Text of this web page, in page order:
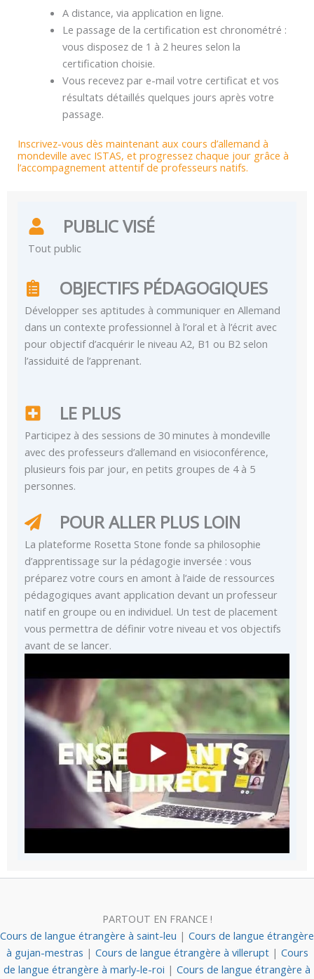
A distance, via application en ligne.
Le passage de la certification est chronométré :
vous disposez de 1 à 2 heures selon la
certification choisie.
Vous recevez par e-mail votre certificat et vos
résultats détaillés quelques jours après votre
passage.
Inscrivez-vous dès maintenant aux cours d’allemand à
mondeville avec ISTAS, et progressez chaque jour grâce à
l’accompagnement attentif de professeurs natifs.
PUBLIC VISÉ
Tout public
OBJECTIFS PÉDAGOGIQUES
Développer ses aptitudes à communiquer en Allemand
dans un contexte professionnel à l’oral et à l’écrit avec
pour objectif d’acquérir le niveau A2, B1 ou B2 selon
l’assiduité de l’apprenant.
LE PLUS
Participez à des sessions de 30 minutes à mondeville
avec des professeurs d’allemand en visioconférence,
plusieurs fois par jour, en petits groupes de 4 à 5
personnes.
POUR ALLER PLUS LOIN
La plateforme Rosetta Stone fonde sa philosophie
d’apprentissage sur la pédagogie inversée : vous
préparez votre cours en amont à l’aide de ressources
pédagogiques avant application devant un professeur
natif en groupe ou en individuel. Un test de placement
vous permettra de définir votre niveau et vos objectifs
avant de se lancer.
PARTOUT EN FRANCE !
Cours de langue étrangère à saint-leu | Cours de langue étrangère
à gujan-mestras | Cours de langue étrangère à villerupt | Cours
de langue étrangère à marly-le-roi | Cours de langue étrangère à